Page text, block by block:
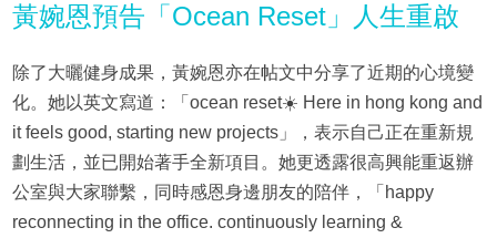
黃婉恩預告「Ocean Reset」人生重啟
除了大曬健身成果，黃婉恩亦在帖文中分享了近期的心境變
化。她以英文寫道：「ocean reset☀️ Here in hong kong and
it feels good, starting new projects」，表示自己正在重新規
劃生活，並已開始著手全新項目。她更透露很高興能重返辦
公室與大家聯繫，同時感恩身邊朋友的陪伴，「happy
reconnecting in the office. continuously learning &